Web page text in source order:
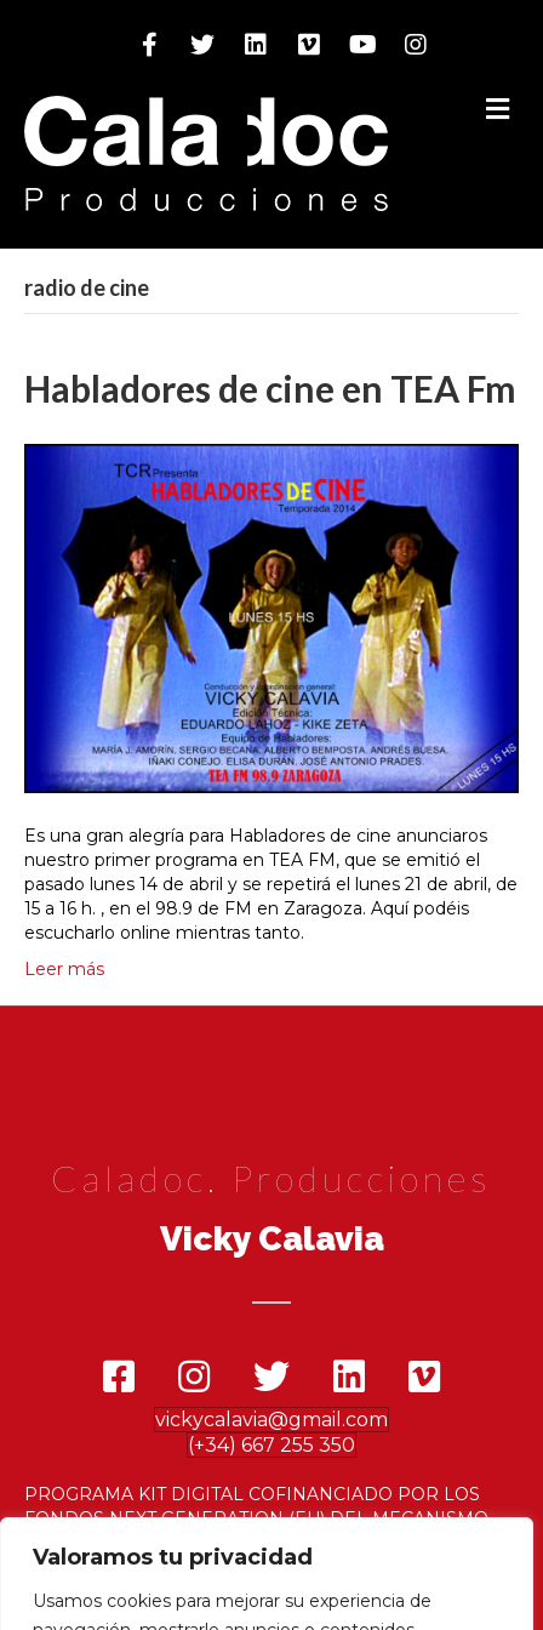
Valoramos tu privacidad
Usamos cookies para mejorar su experiencia de
Facebook Twitter Linkedin Vimeo Youtube Instagram
radio de cine
Habladores de cine en TEA Fm
Es una gran alegría para Habladores de cine anunciaros
nuestro primer programa en TEA FM, que se emitió el
pasado lunes 14 de abril y se repetirá el lunes 21 de abril, de
15 a 16 h. , en el 98.9 de FM en Zaragoza. Aquí podéis
escucharlo online mientras tanto.
Leer más
Caladoc. Producciones
Vicky Calavia
vickycalavia@gmail.com
(+34) 667 255 350
PROGRAMA KIT DIGITAL COFINANCIADO POR LOS
FONDOS NEXT GENERATION (EU) DEL MECANISMO
DE RECUPERACIÓN Y RESILENCIA